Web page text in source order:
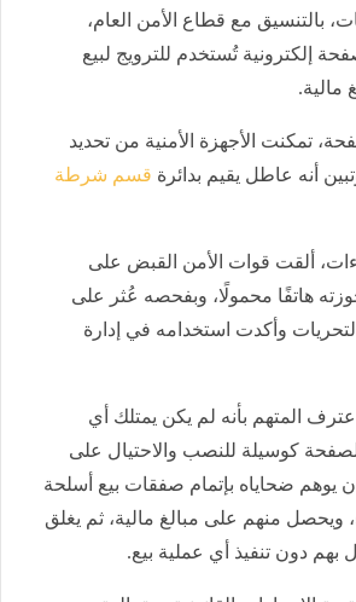
بالتنسيق مع قطاع الأمن العام،
إلكترونية تُستخدم للترويج لبيع
مالية.
تمكنت الأجهزة الأمنية من تحديد
أنه عاطل يقيم بدائرة قسم شرطة
ألقت قوات الأمن القبض على
هاتفًا محمولًا، وبفحصه عُثر على
وأكدت استخدامه في إدارة
المتهم بأنه لم يكن يمتلك أي
الصفحة كوسيلة للنصب والاحتيال على
يوهم ضحاياه بإتمام صفقات بيع أسلحة
ويحصل منهم على مبالغ مالية، ثم يغلق
بهم دون تنفيذ أي عملية بيع.